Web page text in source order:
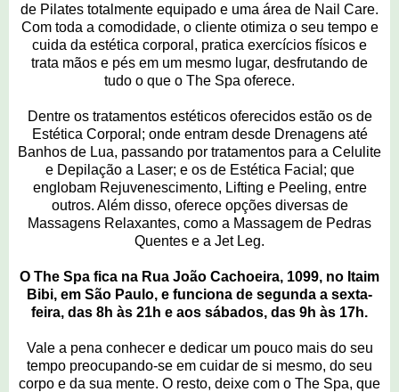
de Pilates totalmente equipado e uma área de Nail Care.
Com toda a comodidade, o cliente otimiza o seu tempo e
cuida da estética corporal, pratica exercícios físicos e
trata mãos e pés em um mesmo lugar, desfrutando de
tudo o que o The Spa oferece.
Dentre os tratamentos estéticos oferecidos estão os de
Estética Corporal; onde entram desde Drenagens até
Banhos de Lua, passando por tratamentos para a Celulite
e Depilação a Laser; e os de Estética Facial; que
englobam Rejuvenescimento, Lifting e Peeling, entre
outros. Além disso, oferece opções diversas de
Massagens Relaxantes, como a Massagem de Pedras
Quentes e a Jet Leg.
O The Spa fica na Rua João Cachoeira, 1099, no Itaim
Bibi, em São Paulo, e funciona de segunda a sexta-
feira, das 8h às 21h e aos sábados, das 9h às 17h.
Vale a pena conhecer e dedicar um pouco mais do seu
tempo preocupando-se em cuidar de si mesmo, do seu
corpo e da sua mente. O resto, deixe com o The Spa, que